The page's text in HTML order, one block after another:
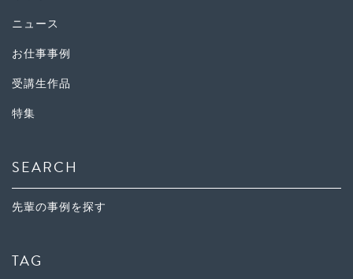
ニュース
お仕事事例
受講生作品
特集
SEARCH
先輩の事例を探す
TAG